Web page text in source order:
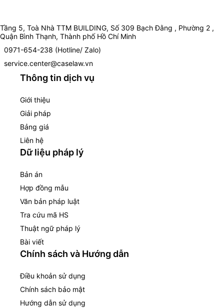
Tầng 5, Toà Nhà TTM BUILDING, Số 309 Bạch Đằng , Phường 2 ,
Quận Bình Thạnh, Thành phố Hồ Chí Minh
0971-654-238 (Hotline/ Zalo)
service.center@caselaw.vn
Thông tin dịch vụ
Giới thiệu
Giải pháp
Bảng giá
Liên hệ
Dữ liệu pháp lý
Bản án
Hợp đồng mẫu
Văn bản pháp luật
Tra cứu mã HS
Thuật ngữ pháp lý
Bài viết
Chính sách và Hướng dẫn
Điều khoản sử dụng
Chính sách bảo mật
Hướng dẫn sử dụng